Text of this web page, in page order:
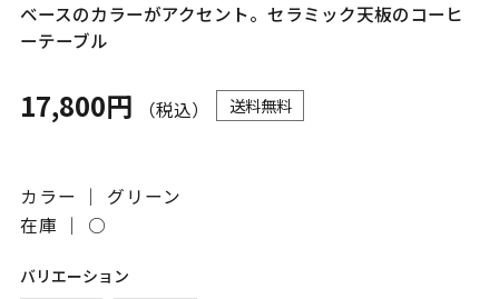
ベースのカラーがアクセント。セラミック天板のコーヒ
ーテーブル
17,800円 （税込） 送料無料
カラー ｜ グリーン
在庫 ｜ ○
バリエーション